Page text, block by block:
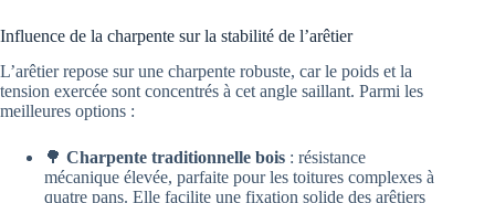
Influence de la charpente sur la stabilité de l’arêtier
L’arêtier repose sur une charpente robuste, car le poids et la
tension exercée sont concentrés à cet angle saillant. Parmi les
meilleures options :
🌳 Charpente traditionnelle bois : résistance
mécanique élevée, parfaite pour les toitures complexes à
quatre pans. Elle facilite une fixation solide des arêtiers